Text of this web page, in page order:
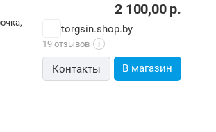
2 100,00р.
torgsin.shop.by
19 отзывов i
Контакты В магазин